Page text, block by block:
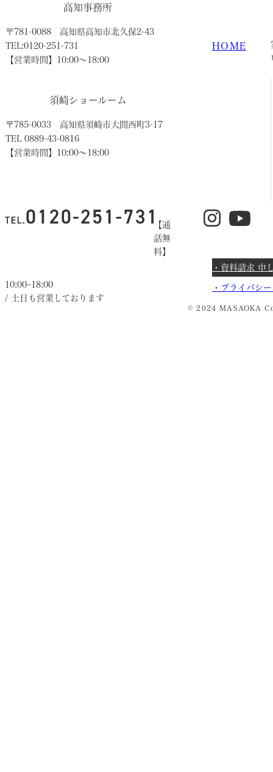
高知事務所
〒781-0088 高知県高知市北久保2-43
TEL:0120-251-731
【営業時間】10:00〜18:00
須崎ショールーム
〒785-0033 高知県須崎市大間西町3-17
TEL 0889-43-0816
【営業時間】10:00〜18:00
【通
話無
料】
10:00~18:00
/ 土日も営業しております
HOME
・資料請求 申
・ プライバシ
© 2024 MASAOKA